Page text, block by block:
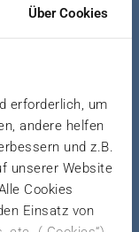
Über Cookies
erforderlich, um
andere helfen
und z.B.
unserer Website
Cookies
Einsatz von
ist für
Puffer und
Eine
und
für den